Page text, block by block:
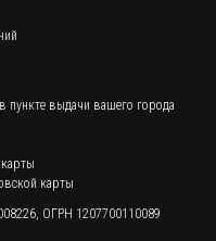
пункте выдачи вашего города
карты
ОГРН 1207700110089